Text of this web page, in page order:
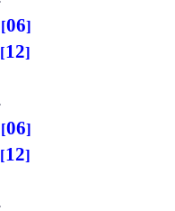
06
12
06
12